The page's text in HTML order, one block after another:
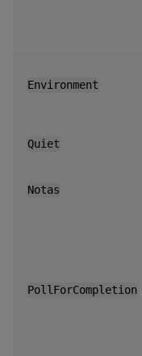
Environment
Quiet
Notas
PollForCompletion